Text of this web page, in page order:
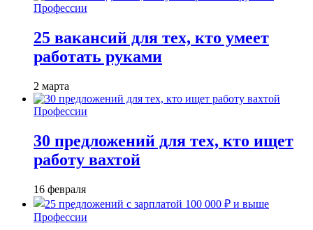
Профессии
25 вакансий для тех, кто умеет
работать руками
2 марта
Профессии
30 предложений для тех, кто ищет
работу вахтой
16 февраля
Профессии